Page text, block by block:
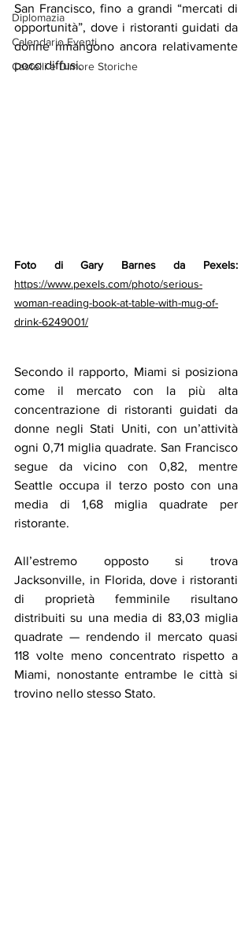
Diplomazia
Calendario Eventi
Castelli e Dimore Storiche
San Francisco, fino a grandi “mercati di
opportunità”, dove i ristoranti guidati da
donne rimangono ancora relativamente
poco diffusi.
Foto di Gary Barnes da Pexels:
https://www.pexels.com/photo/serious-
woman-reading-book-at-table-with-mug-of-
drink-6249001/
Secondo il rapporto, Miami si posiziona
come il mercato con la più alta
concentrazione di ristoranti guidati da
donne negli Stati Uniti, con un’attività
ogni 0,71 miglia quadrate. San Francisco
segue da vicino con 0,82, mentre
Seattle occupa il terzo posto con una
media di 1,68 miglia quadrate per
ristorante.
All’estremo opposto si trova
Jacksonville, in Florida, dove i ristoranti
di proprietà femminile risultano
distribuiti su una media di 83,03 miglia
quadrate — rendendo il mercato quasi
118 volte meno concentrato rispetto a
Miami, nonostante entrambe le città si
trovino nello stesso Stato.